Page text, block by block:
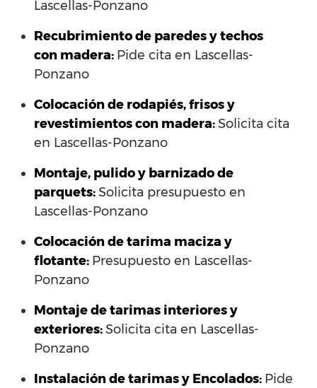
Lascellas-Ponzano
Recubrimiento de paredes y techos
con madera: Pide cita en Lascellas-
Ponzano
Colocación de rodapiés, frisos y
revestimientos con madera:Solicita cita
en Lascellas-Ponzano
Montaje, pulido y barnizado de
parquets:Solicita presupuesto en
Lascellas-Ponzano
Colocación de tarima maciza y
flotante: Presupuesto en Lascellas-
Ponzano
Montaje de tarimas interiores y
exteriores:Solicita cita en Lascellas-
Ponzano
Instalación de tarimas y Encolados: Pide